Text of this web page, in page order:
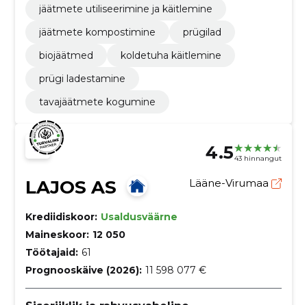
jäätmete utiliseerimine ja käitlemine
jäätmete kompostimine
prügilad
biojäätmed
koldetuha käitlemine
prügi ladestamine
tavajäätmete kogumine
4.543 hinnangut
LAJOS AS Lääne-Virumaa
Krediidiskoor: Usaldusväärne
Maineskoor: 12 050
Töötajaid: 61
Prognooskäive (2026): 11 598 077 €